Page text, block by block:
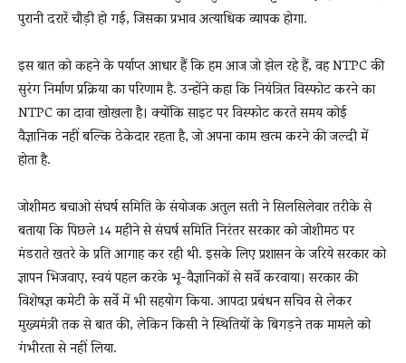
पुरानी दरारें चौड़ी हो गई, जिसका प्रभाव अत्याधिक व्यापक होगा.
इस बात को कहने के पर्याप्त आधार हैं कि हम आज जो झेल रहे हैं, वह NTPC की
सुरंग निर्माण प्रक्रिया का परिणाम है. उन्होंने कहा कि नियंत्रित विस्फोट करने का
NTPC का दावा खोखला है। क्योंकि साइट पर विस्फोट करते समय कोई
वैज्ञानिक नहीं बल्कि ठेकेदार रहता है, जो अपना काम खत्म करने की जल्दी में
होता है.
जोशीमठ बचाओ संघर्ष समिति के संयोजक अतुल सती ने सिलसिलेवार तरीके से
बताया कि पिछले 14 महीने से संघर्ष समिति निरंतर सरकार को जोशीमठ पर
मंडराते खतरे के प्रति आगाह कर रही थी. इसके लिए प्रशासन के जरिये सरकार को
ज्ञापन भिजवाए, स्वयं पहल करके भू-वैज्ञानिकों से सर्वे करवाया। सरकार की
विशेषज्ञ कमेटी के सर्वे में भी सहयोग किया. आपदा प्रबंधन सचिव से लेकर
मुख्यमंत्री तक से बात की, लेकिन किसी ने स्थितियों के बिगड़ने तक मामले को
गंभीरता से नहीं लिया.